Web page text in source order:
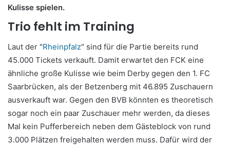
Kulisse spielen.
Trio fehlt im Training
Laut der "Rheinpfalz" sind für die Partie bereits rund
45.000 Tickets verkauft. Damit erwartet den FCK eine
ähnliche große Kulisse wie beim Derby gegen den 1. FC
Saarbrücken, als der Betzenberg mit 46.895 Zuschauern
ausverkauft war. Gegen den BVB könnten es theoretisch
sogar noch ein paar Zuschauer mehr werden, da dieses
Mal kein Pufferbereich neben dem Gästeblock von rund
3.000 Plätzen freigehalten werden muss. Dafür wird der